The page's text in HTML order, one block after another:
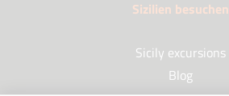
Sizilien besuchen
Sicily excursions
Blog